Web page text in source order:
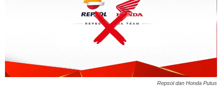
Repsol dan Honda Putus